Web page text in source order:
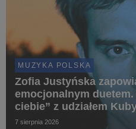
MUZYKA POLSKA
Zofia Justyńska
emocjonalnym duetem.
ciebie” z udziałem
7 sierpnia 2026